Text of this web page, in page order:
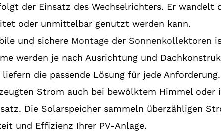
der Einsatz des Wechselrichters. Er wandelt
oder unmittelbar genutzt werden kann.
und sichere Montage der Sonnenkollektoren
werden je nach Ausrichtung und
die passende Lösung für jede Anforderung.
Strom auch bei bewölktem Himmel
Die Solarspeicher sammeln überzähligen
und Effizienz Ihrer PV-Anlage.